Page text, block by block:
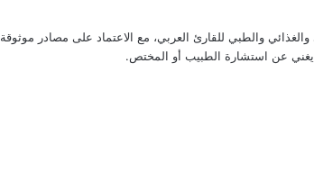
والطبي للقارئ العربي، مع الاعتماد على مصادر موثوقة
يغني عن استشارة الطبيب أو المختص.